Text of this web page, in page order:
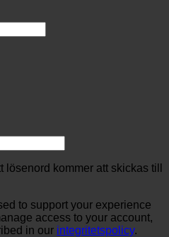
lösenord kommer att skickas till
to support your experience
access to your account,
in our integritetspolicy.